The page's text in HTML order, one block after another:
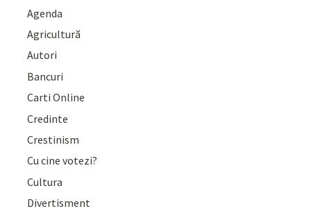
Agenda
Agricultură
Autori
Bancuri
Carti Online
Credinte
Crestinism
Cu cine votezi?
Cultura
Divertisment